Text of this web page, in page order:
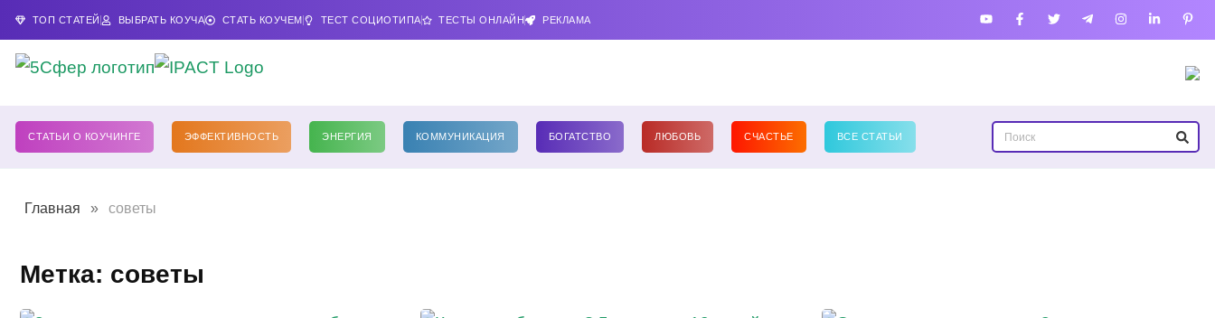
ТОП СТАТЕЙ ВЫБРАТЬ КОУЧА СТАТЬ КОУЧЕМ ТЕСТ СОЦИОТИПА ТЕСТЫ ОНЛАЙН РЕКЛАМА
СТАТЬИ О КОУЧИНГЕ ЭФФЕКТИВНОСТЬ ЭНЕРГИЯ КОММУНИКАЦИЯ БОГАТСТВО ЛЮБОВЬ СЧАСТЬЕ ВСЕ СТАТЬИ
Главная » советы
Метка: советы